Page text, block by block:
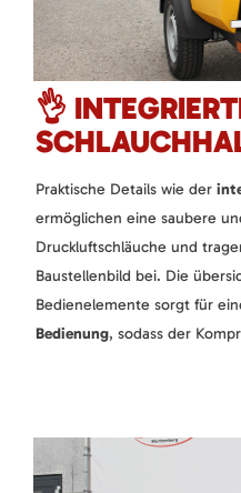
👌
Praktische Details wie der
ermöglichen eine saubere
Druckluftschläuche und
Baustellenbild bei. Die
Bedienelemente sorgt für
Bedienung, sodass der